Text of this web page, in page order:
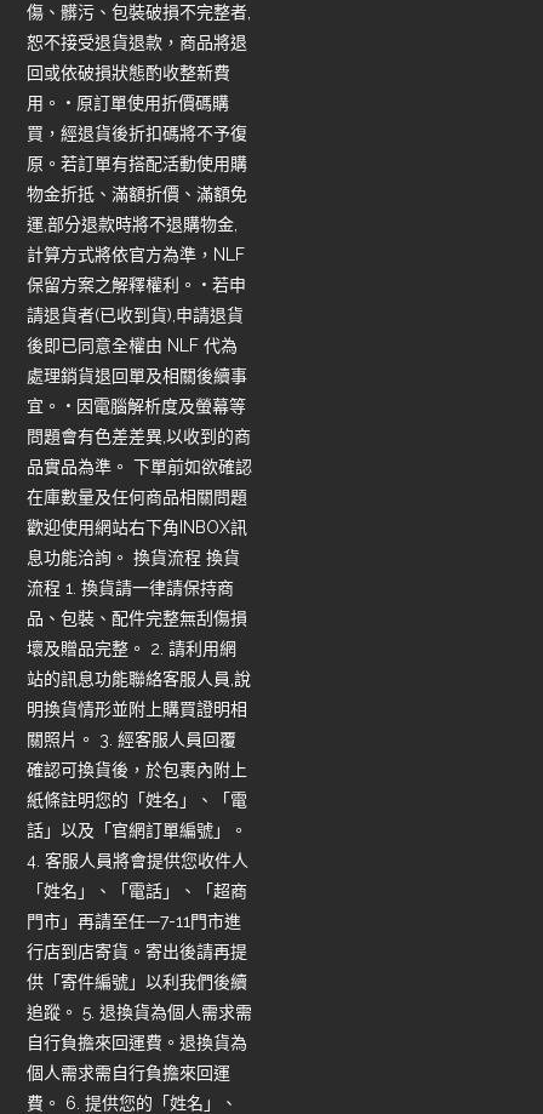
傷、髒污、包裝破損不完整者,
恕不接受退貨退款，商品將退
回或依破損狀態酌收整新費
用。 • 原訂單使用折價碼購
買，經退貨後折扣碼將不予復
原。若訂單有搭配活動使用購
物金折抵、滿額折價、滿額免
運,部分退款時將不退購物金,
計算方式將依官方為準，NLF
保留方案之解釋權利。 • 若申
請退貨者(已收到貨),申請退貨
後即已同意全權由 NLF 代為
處理銷貨退回單及相關後續事
宜。 • 因電腦解析度及螢幕等
問題會有色差差異,以收到的商
品實品為準。 下單前如欲確認
在庫數量及任何商品相關問題
歡迎使用網站右下角INBOX訊
息功能洽詢。 換貨流程 換貨
流程 1. 換貨請一律請保持商
品、包裝、配件完整無刮傷損
壞及贈品完整。 2. 請利用網
站的訊息功能聯絡客服人員,說
明換貨情形並附上購買證明相
關照片。 3. 經客服人員回覆
確認可換貨後，於包裹內附上
紙條註明您的「姓名」、「電
話」以及「官網訂單編號」。
4. 客服人員將會提供您收件人
「姓名」、「電話」、「超商
門市」再請至任—7-11門市進
行店到店寄貨。寄出後請再提
供「寄件編號」以利我們後續
追蹤。 5. 退換貨為個人需求需
自行負擔來回運費。退換貨為
個人需求需自行負擔來回運
費。 6. 提供您的「姓名」、